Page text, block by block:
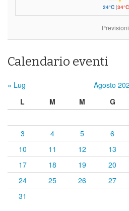
24°C|34°C
Calendario eventi
« Lug Agosto
L
M M G
3
4 5 6
10
11 12 13
17
18 19 20
24
25 26 27
31